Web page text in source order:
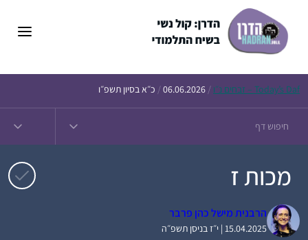
Today’s Daf – זבחים נ״ו /
06.06.2026
/ כ״א בסיון תשפ״ו
מכות ז
הרבנית מישל כהן פרבר
15.04.2025 | י״ז בניסן תשפ״ה